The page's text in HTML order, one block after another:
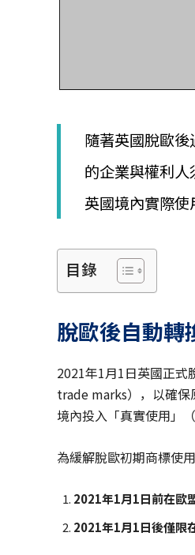
隨著英國脫歐後
的企業與權利
英國境內實際使
目錄
脫歐後自動轉
2021年1月1日英國正
trade marks），以確保
境內投入「真實使用」
為緩解脫歐初期商標使
2021年1月1日前在歐
2021年1月1日後僅限